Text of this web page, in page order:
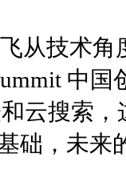
从技术
中
云搜索
础，未来